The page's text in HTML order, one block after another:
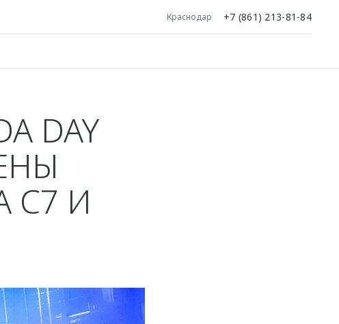
Краснодар +7 (861) 213-81-84
DAY
C7 И